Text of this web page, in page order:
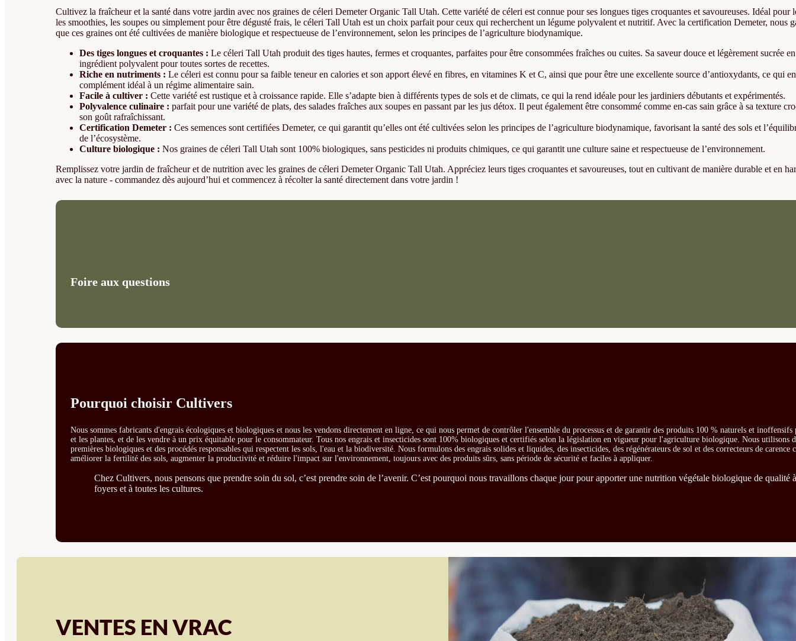
Cultivez la fraîcheur et la santé dans votre jardin avec nos graines de céleri Demeter Organic Tall Utah. Cette variété de céleri est connue pour ses longues tiges croquantes et savoureuses. Idéal pour
les smoothies, les soupes ou simplement pour être dégusté frais, le céleri Tall Utah est un choix parfait pour ceux qui recherchent un légume polyvalent et nutritif. Avec la certification Demeter, nous
que ces graines ont été cultivées de manière biologique et respectueuse de l’environnement, selon les principes de l’agriculture biodynamique.
Des tiges longues et croquantes : Le céleri Tall Utah produit des tiges hautes, fermes et croquantes, parfaites pour être consommées fraîches ou cuites. Sa saveur douce et légèrement sucrée
ingrédient polyvalent pour toutes sortes de recettes.
Riche en nutriments : Le céleri est connu pour sa faible teneur en calories et son apport élevé en fibres, en vitamines K et C, ainsi que pour être une excellente source d’antioxydants, ce qui
complément idéal à un régime alimentaire sain.
Facile à cultiver : Cette variété est rustique et à croissance rapide. Elle s’adapte bien à différents types de sols et de climats, ce qui la rend idéale pour les jardiniers débutants et expérimentés.
Polyvalence culinaire : parfait pour une variété de plats, des salades fraîches aux soupes en passant par les jus détox. Il peut également être consommé comme en-cas sain grâce à sa texture
son goût rafraîchissant.
Certification Demeter : Ces semences sont certifiées Demeter, ce qui garantit qu’elles ont été cultivées selon les principes de l’agriculture biodynamique, favorisant la santé des sols et
de l’écosystème.
Culture biologique : Nos graines de céleri Tall Utah sont 100% biologiques, sans pesticides ni produits chimiques, ce qui garantit une culture saine et respectueuse de l’environnement.
Remplissez votre jardin de fraîcheur et de nutrition avec les graines de céleri Demeter Organic Tall Utah. Appréciez leurs tiges croquantes et savoureuses, tout en cultivant de manière durable et en
avec la nature - commandez dès aujourd’hui et commencez à récolter la santé directement dans votre jardin !
Foire aux questions
Pourquoi choisir Cultivers
Nous sommes fabricants d'engrais écologiques et biologiques et nous les vendons directement en ligne, ce qui nous permet de contrôler l'ensemble du processus et de garantir des produits 100 % naturels et
et les plantes, et de les vendre à un prix équitable pour le consommateur. Tous nos engrais et insecticides sont 100% biologiques et certifiés selon la législation en vigueur pour l'agriculture biologique. Nous utilisons
premières biologiques et des procédés responsables qui respectent les sols, l'eau et la biodiversité. Nous formulons des engrais solides et liquides, des insecticides, des régénérateurs de sol et des correcteurs de carence
améliorer la fertilité des sols, augmenter la productivité et réduire l'impact sur l'environnement, toujours avec des produits sûrs, sans période de sécurité et faciles à appliquer.
Chez Cultivers, nous pensons que prendre soin du sol, c’est prendre soin de l’avenir. C’est pourquoi nous travaillons chaque jour pour apporter une nutrition végétale biologique de qualité
foyers et à toutes les cultures.
VENTES EN VRAC